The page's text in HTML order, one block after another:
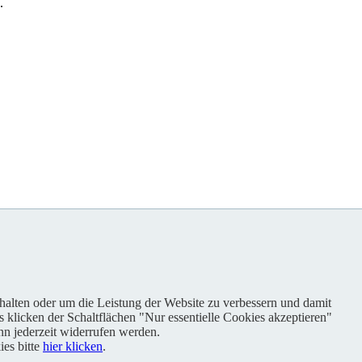
oder um die Leistung der Website zu verbessern und damit
klicken der Schaltflächen "Nur essentielle Cookies akzeptieren"
jederzeit widerrufen werden.
bitte hier klicken.